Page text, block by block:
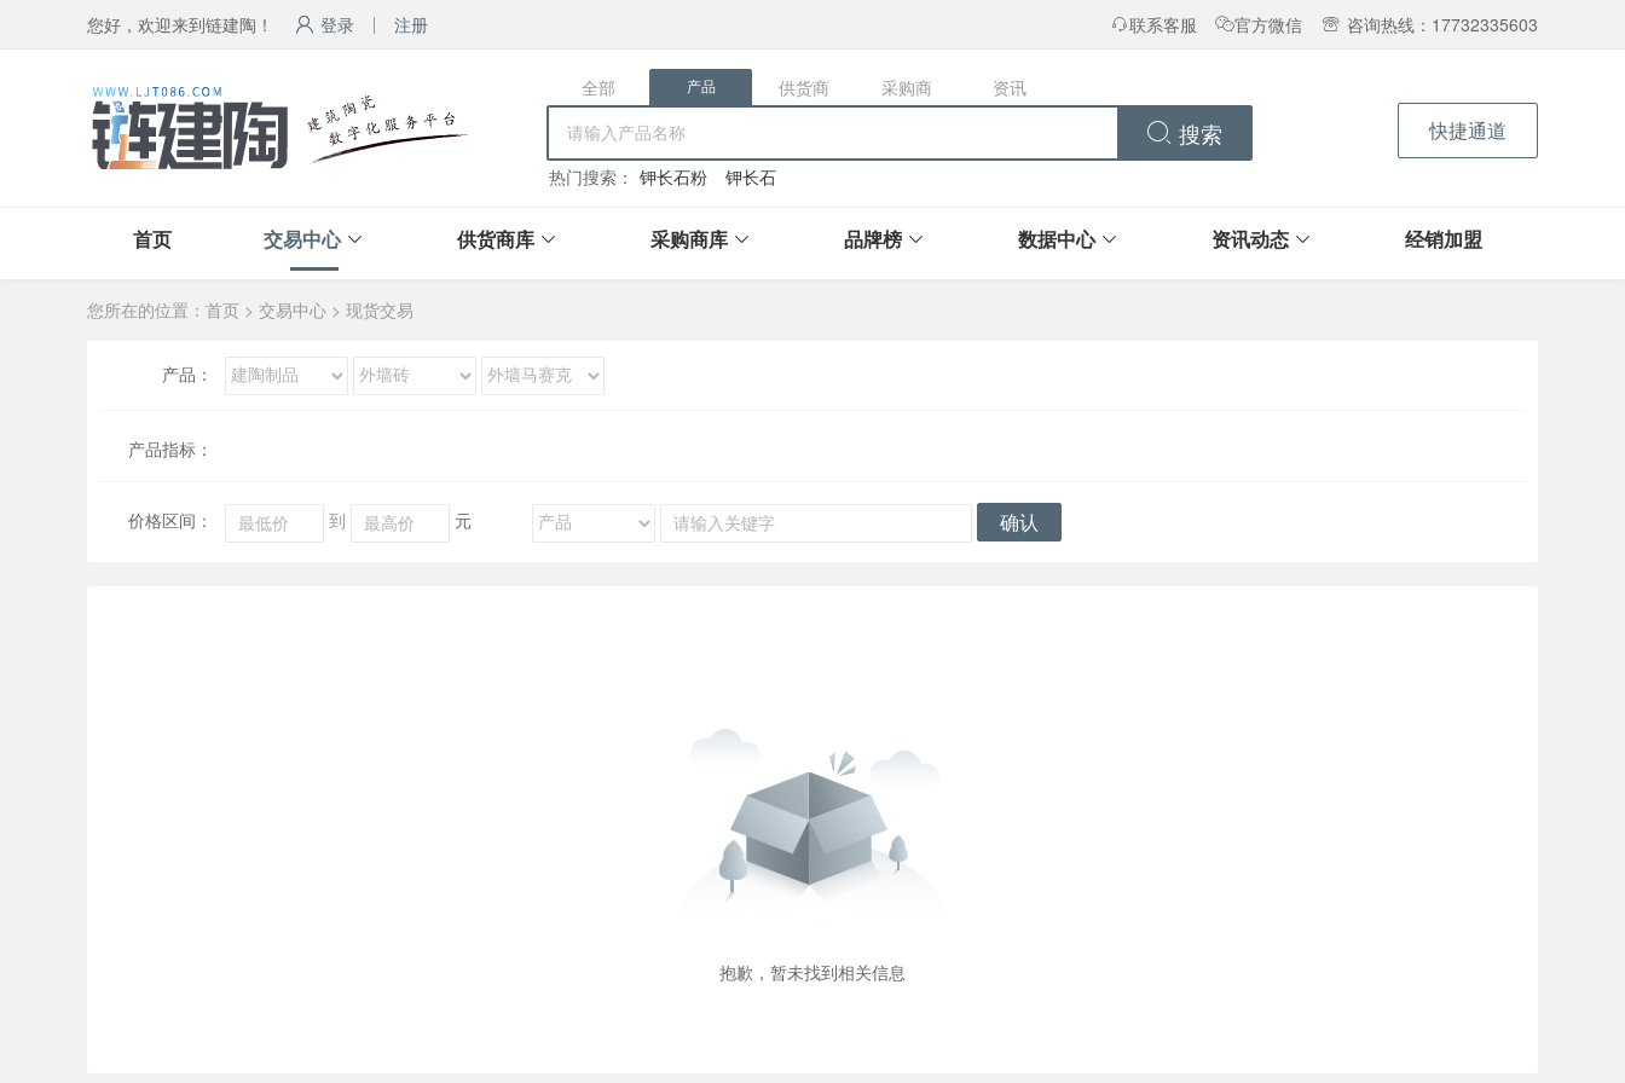
您好，欢迎来到链建陶！ 登录 注册 咨询热线：17732335603
官方微信
联系客服
全部 产品 供货商 采购商
资讯
搜索
热门搜索： 钾长石粉 钾长石
快捷通道
首页 交易中心 供货商库 采购商库 品牌榜 数据中心 资讯动态 经销加盟
您所在的位置： 首页 > 交易中心 > 现货交易
产品：
产品指标：
价格区间： 到 元 确认
抱歉，暂未找到相关信息